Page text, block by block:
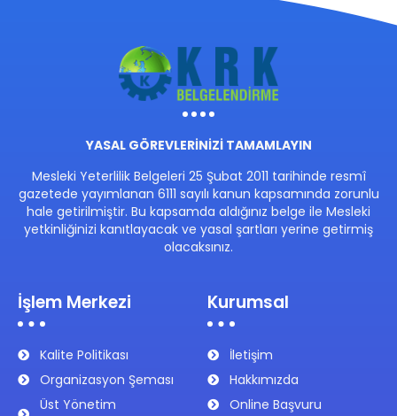
YASAL GÖREVLERİNİZİ TAMAMLAYIN
Mesleki Yeterlilik Belgeleri 25 Şubat 2011 tarihinde resmî
gazetede yayımlanan 6111 sayılı kanun kapsamında zorunlu
hale getirilmiştir. Bu kapsamda aldığınız belge ile Mesleki
yetkinliğinizi kanıtlayacak ve yasal şartları yerine getirmiş
olacaksınız.
İşlem Merkezi
Kalite Politikası
Organizasyon Şeması
Üst Yönetim
Kurumsal
İletişim
Hakkımızda
Online Başvuru